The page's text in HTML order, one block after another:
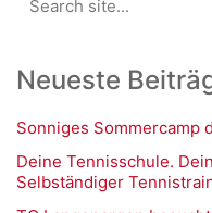
for:
Neueste
Sonniges Sommercamp
Deine Tennisschule.
Selbständiger